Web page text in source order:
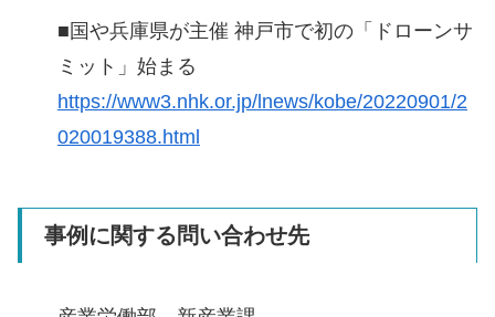
■国や兵庫県が主催 神戸市で初の「ドローンサ
ミット」始まる
https://www3.nhk.or.jp/lnews/kobe/20220901/2
020019388.html
事例に関する問い合わせ先